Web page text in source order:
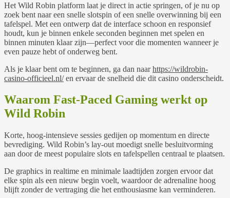
Het Wild Robin platform laat je direct in actie springen, of je nu op
zoek bent naar een snelle slotspin of een snelle overwinning bij een
tafelspel. Met een ontwerp dat de interface schoon en responsief
houdt, kun je binnen enkele seconden beginnen met spelen en
binnen minuten klaar zijn—perfect voor die momenten wanneer je
even pauze hebt of onderweg bent.
Als je klaar bent om te beginnen, ga dan naarhttps://wildrobin-
casino-officieel.nl/en ervaar de snelheid die dit casino onderscheidt.
Waarom Fast‑Paced Gaming werkt op
Wild Robin
Korte, hoog‑intensieve sessies gedijen op momentum en directe
bevrediging. Wild Robin’s lay-out moedigt snelle besluitvorming
aan door de meest populaire slots en tafelspellen centraal te plaatsen.
De graphics in realtime en minimale laadtijden zorgen ervoor dat
elke spin als een nieuw begin voelt, waardoor de adrenaline hoog
blijft zonder de vertraging die het enthousiasme kan verminderen.